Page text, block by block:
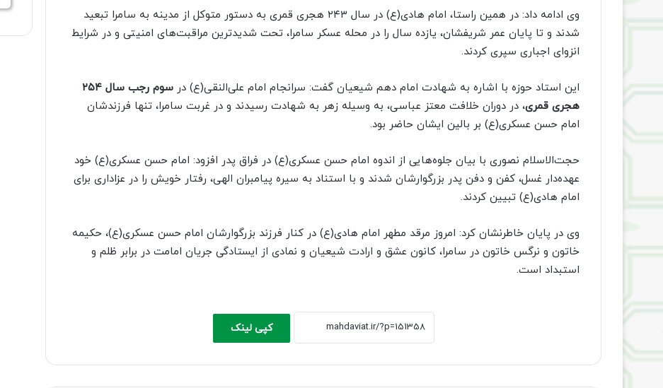
وی ادامه داد: در همین راستا، امام هادی(ع) در سال ۲۴۳ هجری قمری به دستور متوکل از مدینه به سامرا تبعید
شدند و تا پایان عمر شریفشان، یازده سال را در محله عسکر سامرا، تحت شدیدترین مراقبت‌های امنیتی و در شرایط
انزوای اجباری سپری کردند.
این استاد حوزه با اشاره به شهادت امام دهم شیعیان گفت: سرانجام امام علی‌النقی(ع) در
سوم رجب سال ۲۵۴
هجری قمری، در دوران خلافت معتز عباسی، به وسیله زهر به شهادت رسیدند و در غربت سامرا، تنها فرزندشان
امام حسن عسکری(ع) بر بالین ایشان حاضر بود.
حجت‌الاسلام نصوری با بیان جلوه‌هایی از اندوه امام حسن عسکری(ع) در فراق پدر افزود: امام حسن عسکری(ع) خود
عهده‌دار غسل، کفن و دفن پدر بزرگوارشان شدند و با استناد به سیره پیامبران الهی، رفتار خویش را در عزاداری برای
امام هادی(ع) تبیین کردند.
وی در پایان خاطرنشان کرد: امروز مرقد مطهر امام هادی(ع) در کنار فرزند بزرگوارشان امام حسن عسکری(ع)، حکیمه
خاتون و نرگس خاتون در سامرا، کانون عشق و ارادت شیعیان و نمادی از ایستادگی جریان امامت در برابر ظلم و
استبداد است.
کپی لینک